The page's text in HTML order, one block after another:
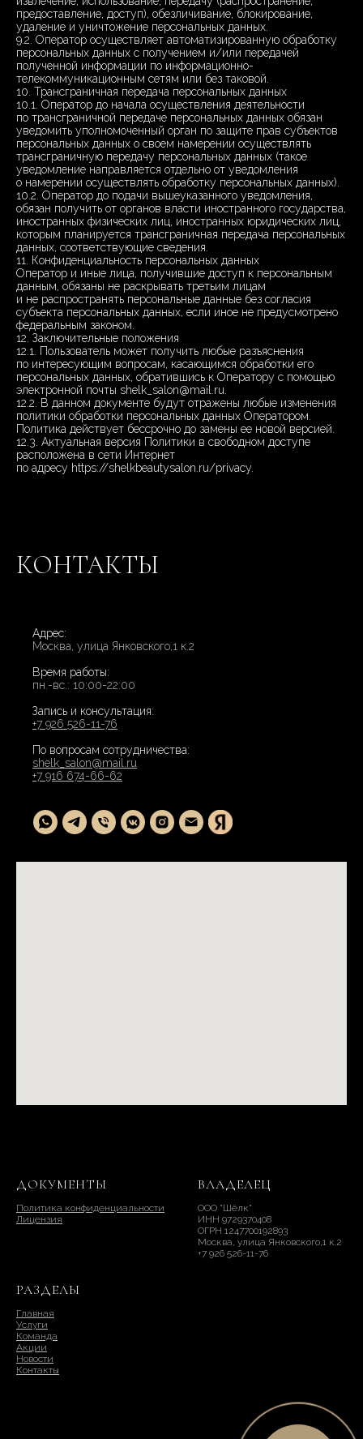
предоставление, доступ), обезличивание, блокирование,
удаление и уничтожение персональных данных.
9.2. Оператор осуществляет автоматизированную обработку
персональных данных с получением и/или передачей
полученной информации по информационно-
телекоммуникационным сетям или без таковой.
10. Трансграничная передача персональных данных
10.1. Оператор до начала осуществления деятельности
по трансграничной передаче персональных данных обязан
уведомить уполномоченный орган по защите прав субъектов
персональных данных о своем намерении осуществлять
трансграничную передачу персональных данных (такое
уведомление направляется отдельно от уведомления
о намерении осуществлять обработку персональных данных).
10.2. Оператор до подачи вышеуказанного уведомления,
обязан получить от органов власти иностранного государства,
иностранных физических лиц, иностранных юридических лиц,
которым планируется трансграничная передача персональных
данных, соответствующие сведения.
11. Конфиденциальность персональных данных
Оператор и иные лица, получившие доступ к персональным
данным, обязаны не раскрывать третьим лицам
и не распространять персональные данные без согласия
субъекта персональных данных, если иное не предусмотрено
федеральным законом.
12. Заключительные положения
12.1. Пользователь может получить любые разъяснения
по интересующим вопросам, касающимся обработки его
персональных данных, обратившись к Оператору с помощью
электронной почты shelk_salon@mail.ru.
12.2. В данном документе будут отражены любые изменения
политики обработки персональных данных Оператором.
Политика действует бессрочно до замены ее новой версией.
12.3. Актуальная версия Политики в свободном доступе
расположена в сети Интернет
по адресу https://shelkbeautysalon.ru/privacy.
КОНТАКТЫ
Адрес:
Москва, улица Янковского,1 к.2
Время работы:
пн.-вс.: 10:00-22:00
Запись и консультация:
+7 926 526-11-76
По вопросам сотрудничества:
shelk_salon@mail.ru
+7 916 674-66-62
ДОКУМЕНТЫ
Политика конфиденциальности
Лицензия
ВЛАДЕЛЕЦ
ООО "Шёлк"
ИНН 9729370408
ОГРН 1247700192893
Москва, улица Янковского,1 к.2
+7 926 526-11-76
РАЗДЕЛЫ
Главная
Услуги
Команда
Акции
Новости
Контакты